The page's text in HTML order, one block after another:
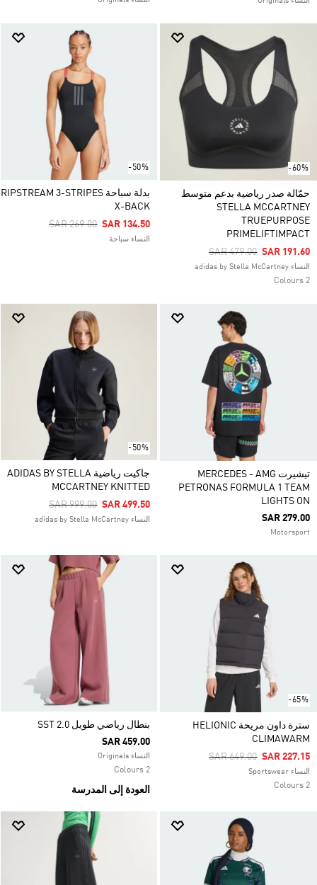
-60%
حمّالة صدر رياضية بدعم متوسط
STELLA MCCARTNEY
TRUEPURPOSE
PRIMELIFTIMPACT
Price Reduced From
SAR 479.00ToSAR 191.60
النساء adidas by Stella McCartney
2 Colours
-50%
بدلة سباحة RIPSTREAM 3-STRIPES
X-BACK
Price Reduced From
SAR 269.00ToSAR 134.50
النساء سباحة
تيشيرت MERCEDES - AMG
PETRONAS FORMULA 1 TEAM
LIGHTS ON
SAR 279.00
Motorsport
-50%
جاكيت رياضية ADIDAS BY STELLA
MCCARTNEY KNITTED
Price Reduced From
SAR 999.00ToSAR 499.50
النساء adidas by Stella McCartney
-65%
سترة داون مريحة HELIONIC
CLIMAWARM
Price Reduced From
SAR 649.00ToSAR 227.15
النساء Sportswear
2 Colours
بنطال رياضي طويل SST 2.0
SAR 459.00
النساء Originals
2 Colours
العودة إلى المدرسة